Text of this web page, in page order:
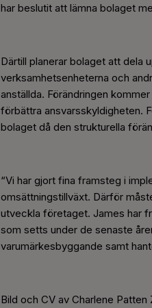
har beslutit att lämna bolaget
Därtill planerar bolaget att dela
verksamhetsenheterna och
anställda. Förändringen
förbättra ansvarsskyldigheten.
bolaget då den strukturella
“Vi har gjort fina framsteg i
omsättningstillväxt. Därför
utveckla företaget. James har
som setts under de senaste
varumärkesbyggande samt
Bild och CV av Charlene Patten